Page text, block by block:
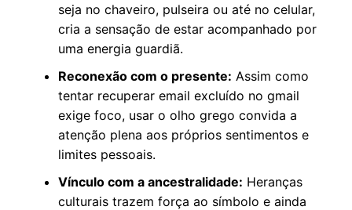
seja no chaveiro, pulseira ou até no celular,
cria a sensação de estar acompanhado por
uma energia guardiã.
Reconexão com o presente: Assim como
tentar recuperar email excluído no gmail
exige foco, usar o olho grego convida a
atenção plena aos próprios sentimentos e
limites pessoais.
Vínculo com a ancestralidade: Heranças
culturais trazem força ao símbolo e ainda